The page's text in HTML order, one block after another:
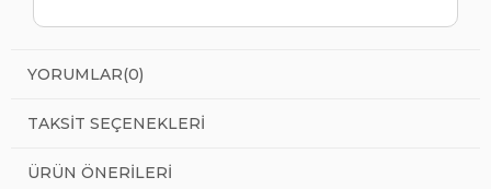
YORUMLAR(0)
TAKSIT SEÇENEKLERI
ÜRÜN ÖNERILERI